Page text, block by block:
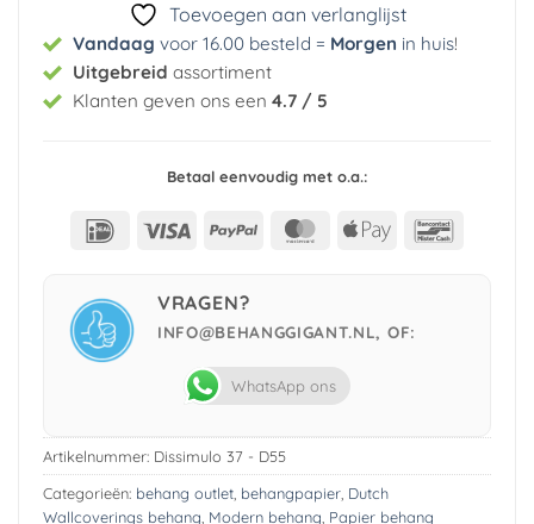
Toevoegen aan verlanglijst
Vandaag voor 16.00 besteld = Morgen in huis!
Uitgebreid assortiment
Klanten geven ons een 4.7 / 5
Betaal eenvoudig met o.a.:
IDeal Visa PayPal MasterCard
Apple
VRAGEN?
INFO@BEHANGGIGANT.NL, OF:
WhatsApp ons
Artikelnummer: Dissimulo 37 - D55
Categorieën: behang outlet, behangpapier, Dutch
Wallcoverings behang, Modern behang, Papier behang